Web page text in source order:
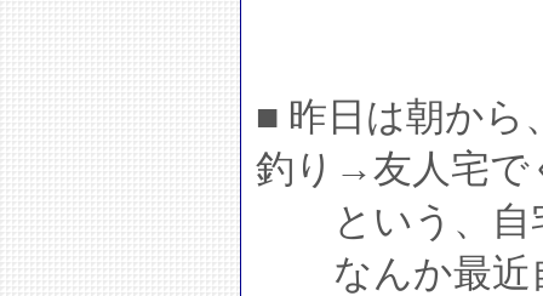
■ 昨日は朝か
釣り→友人宅で
という、自
なんか最近